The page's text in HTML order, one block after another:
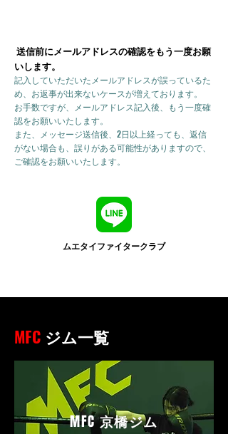
送信前にメールアドレスの確認をもう一度お願
いします。
記入していただいたメールアドレスが誤っているた
め、お返事が出来ないケースが増えております。
お手数ですが、メールアドレス記入後、もう一度確
認をお願いいたします。
また、メッセージ送信後、2日以上経っても、返信
がない場合も、誤りがある可能性がありますので、
ご確認をお願いいたします。
ムエタイファイタークラブ
MFC ジム一覧
MFC京橋ジム